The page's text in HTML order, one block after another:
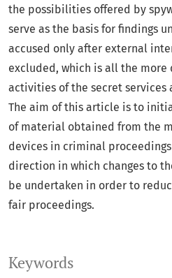
Keywords
the possibilities offered by
serve as the basis for findings
accused only after external
excluded, which is all the
activities of the secret services
The aim of this article is to
of material obtained from the
devices in criminal
direction in which changes to
be undertaken in order to
fair proceedings.